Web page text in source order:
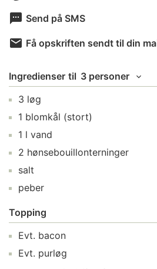
Send på SMS
Få opskriften sendt til din
Ingredienser til 3 personer
3 løg
1 blomkål (stort)
1 l vand
2 hønsebouillonterninger
salt
peber
Topping
Evt. bacon
Evt. purløg